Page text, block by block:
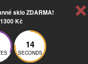
sklo ZDARMA!
Kč
13
SECONDS